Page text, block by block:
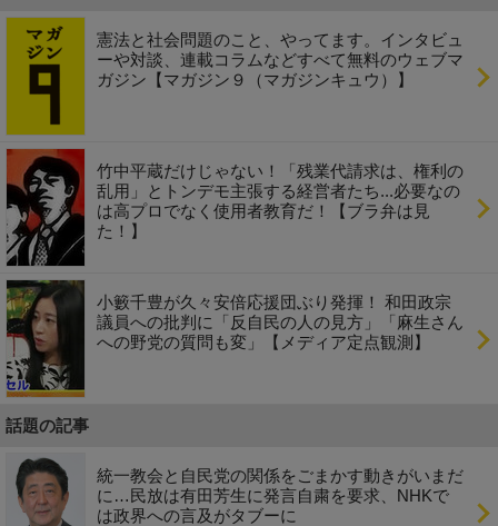
憲法と社会問題のこと、やってます。インタビュ
ーや対談、連載コラムなどすべて無料のウェブマ
ガジン【マガジン９（マガジンキュウ）】
竹中平蔵だけじゃない！「残業代請求は、権利の
乱用」とトンデモ主張する経営者たち...必要なの
は高プロでなく使用者教育だ！【ブラ弁は見
た！】
小籔千豊が久々安倍応援団ぶり発揮！ 和田政宗
議員への批判に「反自民の人の見方」「麻生さん
への野党の質問も変」【メディア定点観測】
話題の記事
統一教会と自民党の関係をごまかす動きがいまだ
に…民放は有田芳生に発言自粛を要求、NHKで
は政界への言及がタブーに